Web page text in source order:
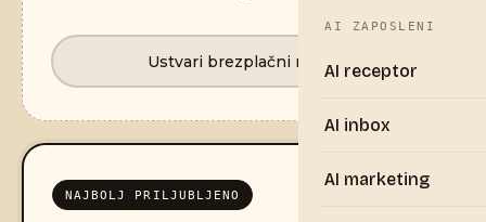
AI ZAPOSLENI
AI receptor
AI inbox
AI marketing
Ustvari brezplačni račun
NAJBOLJ PRILJUBLJENO